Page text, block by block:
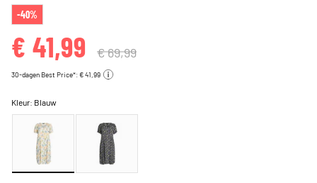
-40%
€ 41,99 € 69,99
30-dagen Best Price*: € 41,99
Kleur: Blauw